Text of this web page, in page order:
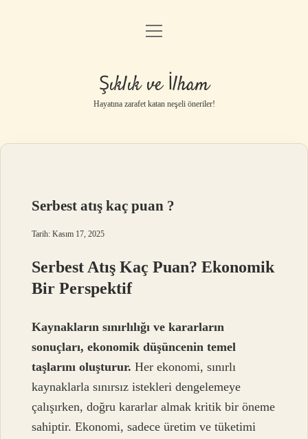
Anasayfa
Gizlilik Politikası
Yasal Uyarı
menüyü
Şıklık ve İlham
Hayatına zarafet katan neşeli öneriler!
Serbest atış kaç puan ?
Tarih: Kasım 17, 2025
Serbest Atış Kaç Puan? Ekonomik
Bir Perspektif
Kaynakların sınırlılığı ve kararların
sonuçları, ekonomik düşüncenin temel
taşlarını oluşturur. Her ekonomi, sınırlı
kaynaklarla sınırsız istekleri dengelemeye
çalışırken, doğru kararlar almak kritik bir öneme
sahiptir. Ekonomi, sadece üretim ve tüketimi